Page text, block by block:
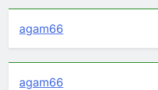
agam66
agam66